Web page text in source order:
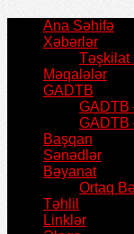
Ana Səhifə
Xəbərlər
Təşkilat
Məqalələr
GADTB
GADTB
GADTB
Başqan
Sənədlər
Bəyanat
Ortaq
Təhlil
Linklər